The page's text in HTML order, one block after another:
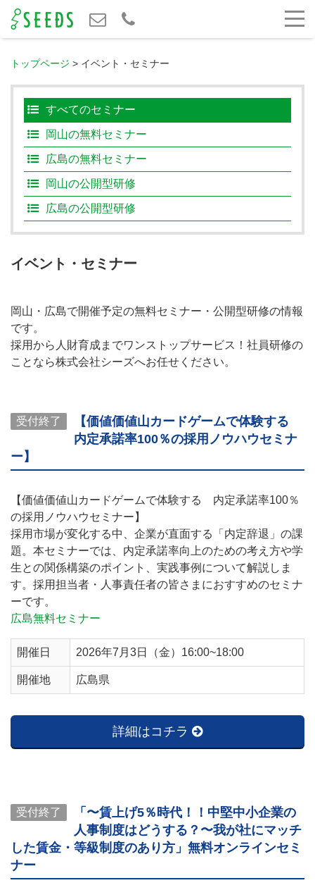
トップページ > イベント・セミナー
すべてのセミナー
岡山の無料セミナー
広島の無料セミナー
岡山の公開型研修
広島の公開型研修
イベント・セミナー
岡山・広島で開催予定の無料セミナー・公開型研修の情報
です。
採用から人財育成までワンストップサービス！社員研修の
ことなら株式会社シーズへお任せください。
受付終了
【価値価値山カードゲームで体験する
内定承諾率100％の採用ノウハウセミナ
ー】
【価値価値山カードゲームで体験する 内定承諾率100％
の採用ノウハウセミナー】
採用市場が変化する中、企業が直面する「内定辞退」の課
題。本セミナーでは、内定承諾率向上のための考え方や学
生との関係構築のポイント、実践事例について解説しま
す。採用担当者・人事責任者の皆さまにおすすめのセミナ
ーです。
広島無料セミナー
開催日 2026年7月3日（金）16:00~18:00
開催地 広島県
詳細はコチラ
受付終了
「〜賃上げ5％時代！！中堅中小企業の
人事制度はどうする？〜我が社にマッチ
した賃金・等級制度のあり方」無料オンラインセミ
ナー